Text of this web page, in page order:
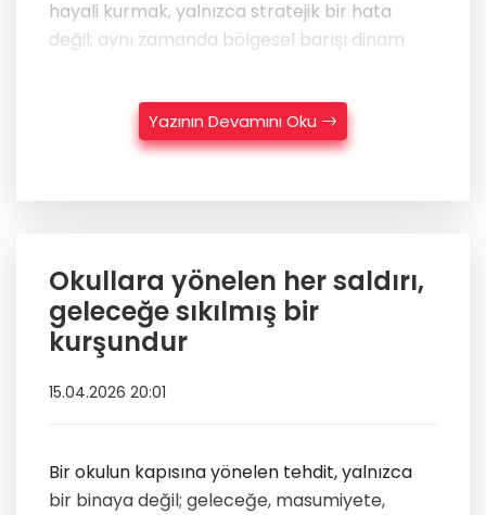
hayali kurmak, yalnızca stratejik bir hata
değil; aynı zamanda bölgesel barışı dinam
Yazının Devamını Oku
Okullara yönelen her saldırı,
geleceğe sıkılmış bir
kurşundur
15.04.2026 20:01
Bir okulun kapısına yönelen tehdit, yalnızca
bir binaya değil; geleceğe, masumiyete,